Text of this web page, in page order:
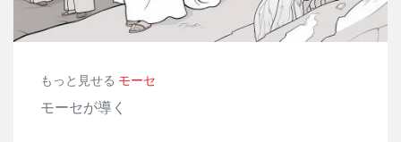
もっと見せる モーセ
モーセが導く